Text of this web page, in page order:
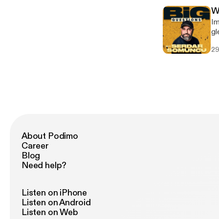
About Podimo
Career
Blog
Need help?
Listen on iPhone
Listen on Android
Listen on Web